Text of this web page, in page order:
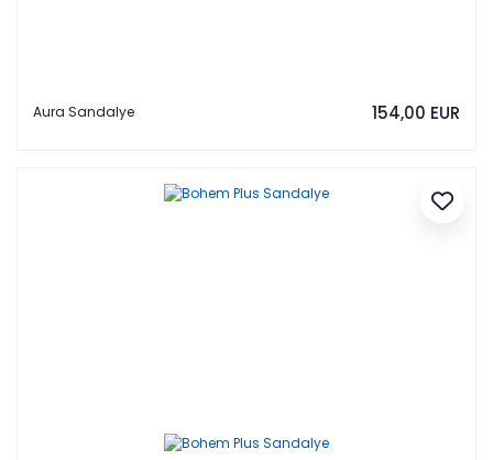
Aura Sandalye 154,00 EUR